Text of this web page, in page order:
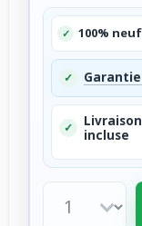
✓ 100% neuf
✓ Garantie
✓
incluse